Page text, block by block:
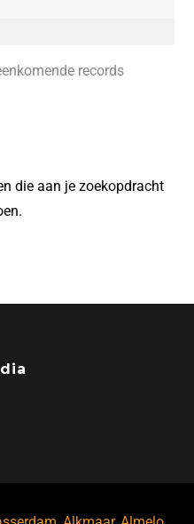
records
die aan je zoekopdracht